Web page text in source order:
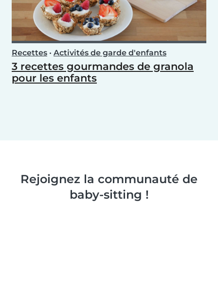
Recettes • Activités de garde d'enfants
3 recettes gourmandes de granola
pour les enfants
Rejoignez la communauté de
baby-sitting !